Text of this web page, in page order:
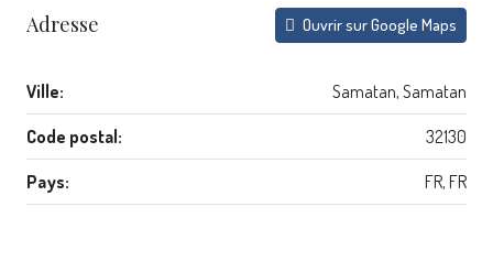
Adresse Ouvrir sur Google Maps
Ville: Samatan, Samatan
Code postal: 32130
Pays: FR, FR